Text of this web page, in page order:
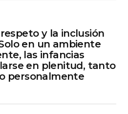
y la inclusión
en un ambiente
las infancias
en plenitud, tanto
personalmente